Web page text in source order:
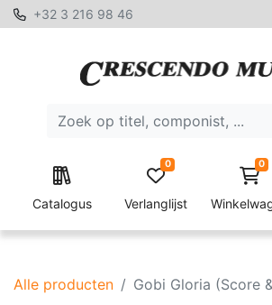
+32 3 216 98 46
Catalogus Verlanglijst
0 0
Alle producten Gobi Gloria (Score